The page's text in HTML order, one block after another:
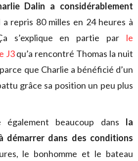
Dalin a considérablement
a repris 80 milles en 24 heures à
s’explique en partie par le
J3qu’a rencontré Thomas la nuit
que Charlie a bénéficié d’un
grâce sa position un peu plus
beaucoup dans la
démarrer dans des conditions
le bonhomme et le bateau